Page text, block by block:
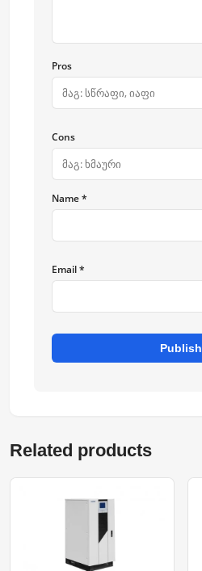
Pros
Cons
Name *
Email *
Publish
Related products